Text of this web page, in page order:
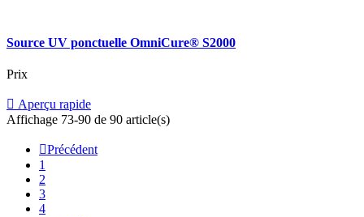
Source UV ponctuelle OmniCure® S2000
Prix
 Aperçu rapide
Affichage 73-90 de 90 article(s)
Précédent
1
2
3
4